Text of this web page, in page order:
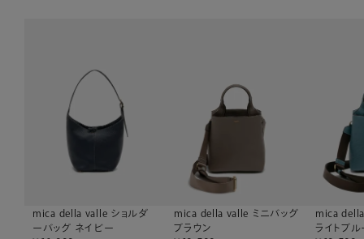
mica della valle ショルダ
ーバッグ ネイビー
mica della valle ミニバッグ
ブラウン
mica
ライトブル